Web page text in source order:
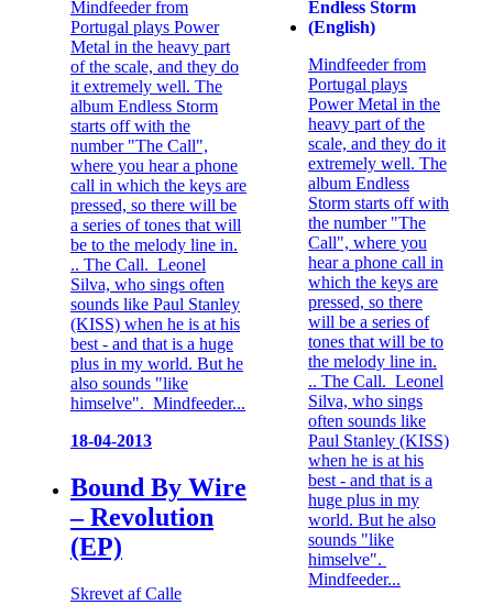
Mindfeeder from
Portugal plays Power
Metal in the heavy part
of the scale, and they do
it extremely well. The
album Endless Storm
starts off with the
number "The Call",
where you hear a phone
call in which the keys are
pressed, so there will be
a series of tones that will
be to the melody line in.
.. The Call. Leonel
Silva, who sings often
sounds like Paul Stanley
(KISS) when he is at his
best - and that is a huge
plus in my world. But he
also sounds "like
himselve". Mindfeeder...
18-04-2013
Bound By Wire
– Revolution
(EP)
Skrevet af Calle
Endless Storm
(English)
Mindfeeder from
Portugal plays
Power Metal in the
heavy part of the
scale, and they do it
extremely well. The
album Endless
Storm starts off with
the number "The
Call", where you
hear a phone call in
which the keys are
pressed, so there
will be a series of
tones that will be to
the melody line in.
.. The Call. Leonel
Silva, who sings
often sounds like
Paul Stanley (KISS)
when he is at his
best - and that is a
huge plus in my
world. But he also
sounds "like
himselve".
Mindfeeder...